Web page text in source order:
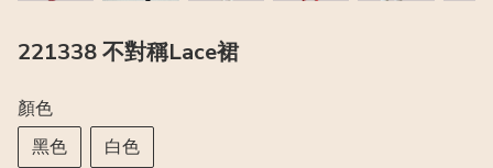
221338 不對稱Lace裙
顏色
黑色
白色